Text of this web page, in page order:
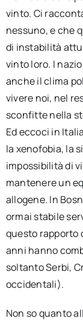
vinto. Ci
nessuno, e che
di instabilità
vinto loro. I
anche il clima
vivere noi, nel
sconfitte nella
Ed eccoci in
la xenofobia, la
impossibilità di
mantenere un
allogene. In
ormai stabile
questo rapporto
anni hanno
soltanto Serbi,
occidentali).
Non so quanto